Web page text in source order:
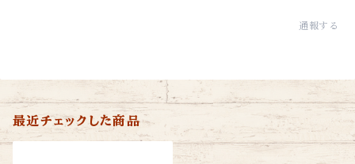
通報する
最近チェックした商品